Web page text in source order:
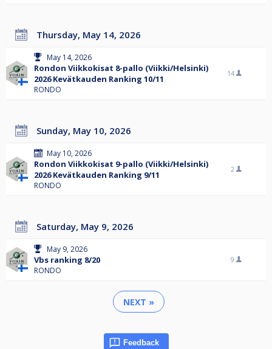
Thursday, May 14, 2026
May 14, 2026
Rondon Viikkokisat 8-pallo (Viikki/Helsinki)
2026 Kevätkauden Ranking 10/11
RONDO
14
Sunday, May 10, 2026
May 10, 2026
Rondon Viikkokisat 9-pallo (Viikki/Helsinki)
2026 Kevätkauden Ranking 9/11
RONDO
2
Saturday, May 9, 2026
May 9, 2026
Vbs ranking 8/20
RONDO
9
NEXT »
Feedback